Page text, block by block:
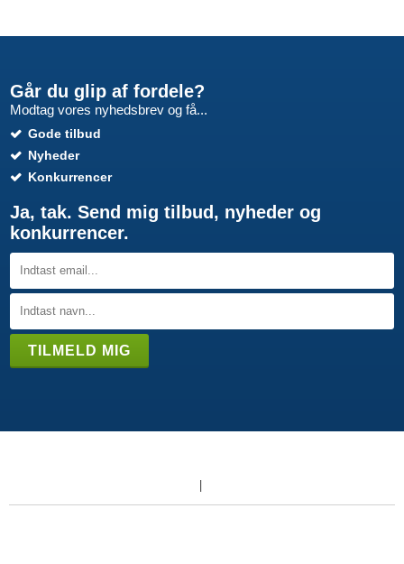
Går du glip af fordele?
Modtag vores nyhedsbrev og få...
Gode tilbud
Nyheder
Konkurrencer
Ja, tak. Send mig tilbud, nyheder og
konkurrencer.